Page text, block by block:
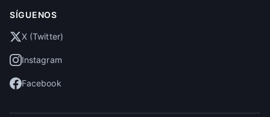
SÍGUENOS
X (Twitter)
Instagram
Facebook